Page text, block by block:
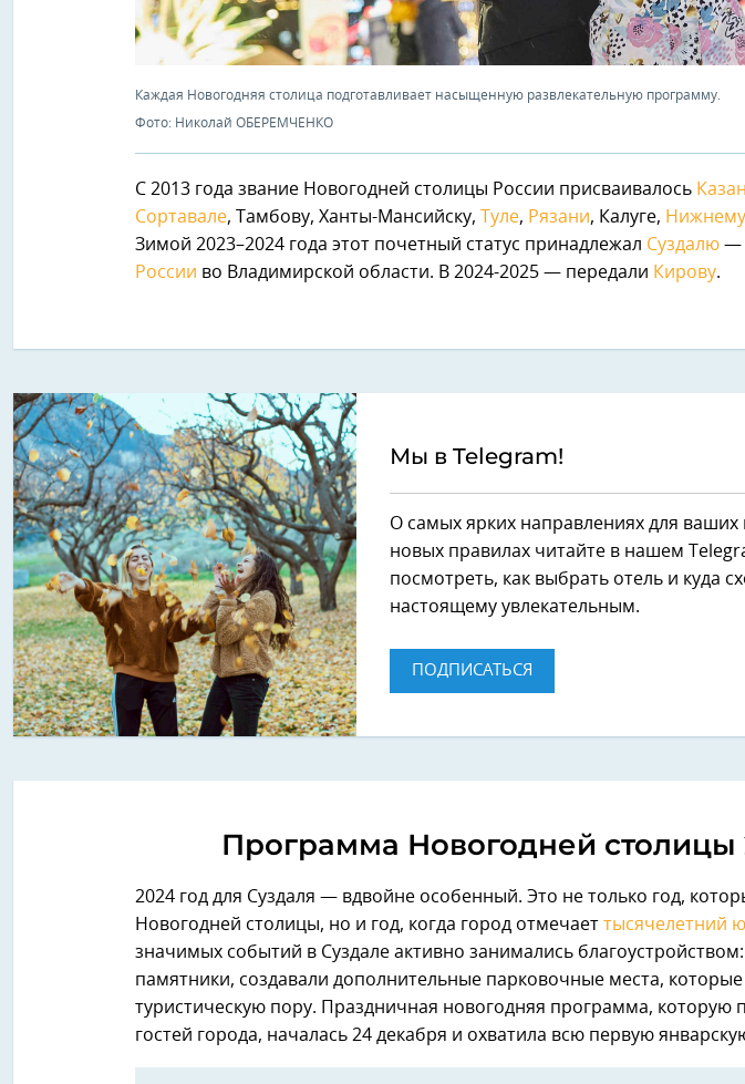
Каждая Новогодняя столица подготавливает насыщенную развлекательную программу.
Фото: Николай ОБЕРЕМЧЕНКО
С 2013 года звание Новогодней столицы России присваивалось
Сортавале, Тамбову, Ханты-Мансийску, Туле, Рязани, Калуге,
Зимой 2023–2024 года этот почетный статус принадлежал Суздалю —
России во Владимирской области. В 2024-2025 — передали Кирову.
Мы в Telegram!
О самых ярких направлениях для ваших
новых правилах читайте в нашем
посмотреть, как выбрать отель и куда
настоящему увлекательным.
ПОДПИСАТЬСЯ
Программа Новогодней столицы
2024 год для Суздаля — вдвойне особенный. Это не только год,
Новогодней столицы, но и год, когда город отмечает тысячелетний
значимых событий в Суздале активно занимались
памятники, создавали дополнительные парковочные места, которые
туристическую пору. Праздничная новогодняя программа, которую
гостей города, началась 24 декабря и охватила всю первую